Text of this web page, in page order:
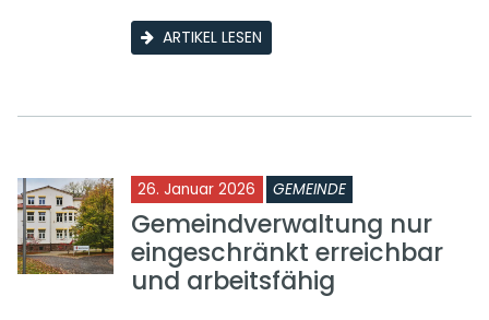
ARTIKEL LESEN
26. Januar 2026 GEMEINDE
Gemeindverwaltung nur
eingeschränkt erreichbar
und arbeitsfähig